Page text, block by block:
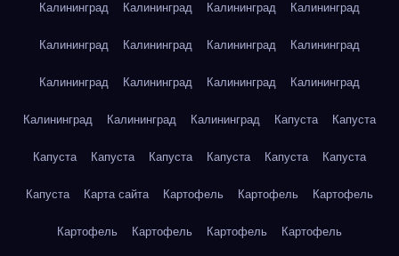
Калининград Калининград Калининград Калининград
Калининград Калининград Калининград Калининград
Калининград Калининград Калининград Калининград
Калининград Калининград Калининград Капуста Капуста
Капуста Капуста Капуста Капуста Капуста Капуста
Капуста Карта сайта Картофель Картофель Картофель
Картофель Картофель Картофель Картофель